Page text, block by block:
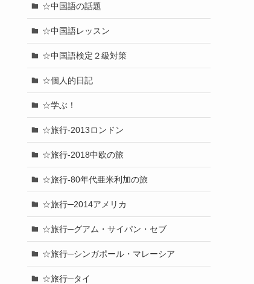
☆中国語の話題
☆中国語レッスン
☆中国語検定２級対策
☆個人的日記
☆学ぶ！
☆旅行-2013ロンドン
☆旅行-2018中欧の旅
☆旅行-80年代亜米利加の旅
☆旅行─2014アメリカ
☆旅行─グアム・サイパン・セブ
☆旅行─シンガポール・マレーシア
☆旅行─タイ